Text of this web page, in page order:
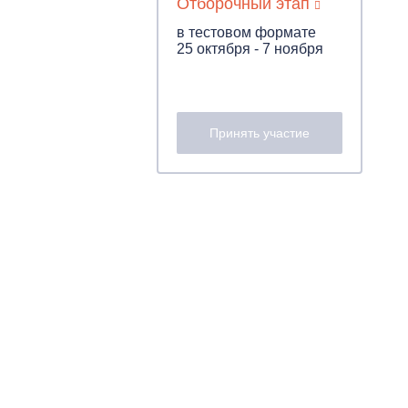
Отборочный этап
в тестовом формате
25 октября - 7 ноября
Принять участие